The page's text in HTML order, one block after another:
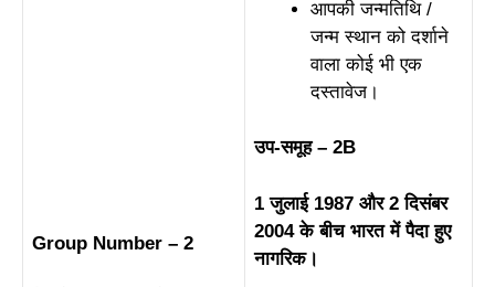
Group Number – 2
आपकी जन्मतिथि /
जन्म स्थान को दर्शाने
वाला कोई भी एक
दस्तावेज।
उप-समूह – 2B
1 जुलाई 1987 और 2 दिसंबर
2004 के बीच भारत में पैदा हुए
नागरिक।